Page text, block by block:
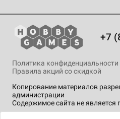
+7
Копирование материалов
администрации
Содержимое сайта не является
Политика конфиденциальности
Правила акций со скидкой